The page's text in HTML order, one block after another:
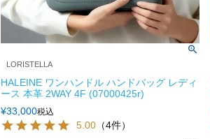
LORISTELLA
HALEINE ワンハンドル ハンドバッグ レディ
ース 本革 2WAY 4F (07000425r)
¥33,000税込
5.00 （4件）